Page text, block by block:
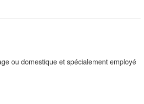
ou domestique et spécialement employé